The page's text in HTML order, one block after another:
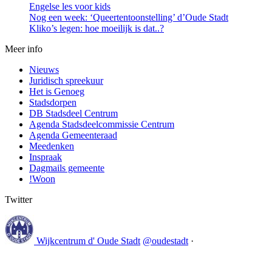
Engelse les voor kids
Nog een week: ‘Queertentoonstelling’ d’Oude Stadt
Kliko’s legen: hoe moeilijk is dat..?
Meer info
Nieuws
Juridisch spreekuur
Het is Genoeg
Stadsdorpen
DB Stadsdeel Centrum
Agenda Stadsdeelcommissie Centrum
Agenda Gemeenteraad
Meedenken
Inspraak
Dagmails gemeente
!Woon
Twitter
Wijkcentrum d' Oude Stadt @oudestadt ·